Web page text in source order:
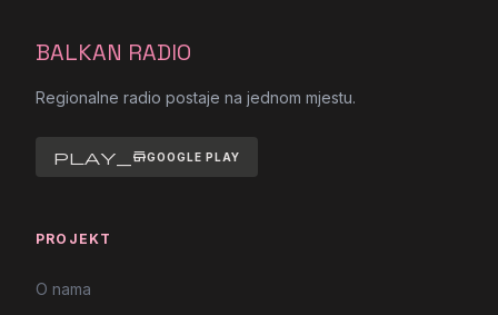
BALKAN RADIO
Regionalne radio postaje na jednom mjestu.
play_storeGOOGLE PLAY
PROJEKT
O nama